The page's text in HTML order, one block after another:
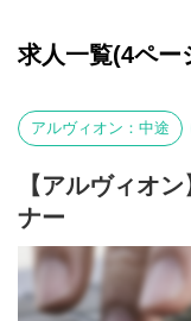
求人一覧(4ペー
アルヴィオン：中途
【アルヴィオ
ナー